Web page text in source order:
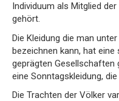
Individuum als Mitglied
gehört.
Die Kleidung die man
bezeichnen kann, hat eine
geprägten Gesellschaften
eine Sonntagskleidung,
Die Trachten der Völker